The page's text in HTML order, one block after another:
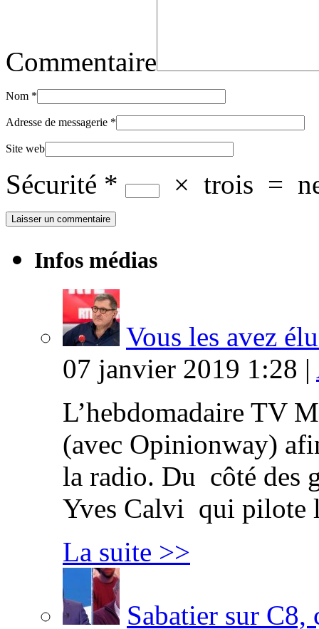
Commentaire
Nom *
Adresse de messagerie *
Site web
Sécurité * × trois =
Infos médias
Vous les avez
07 janvier 2019 1:28 |
L’hebdomadaire TV
(avec Opinionway)
la radio. Du côté des
Yves Calvi qui
La suite >>
Sabatier sur C8,